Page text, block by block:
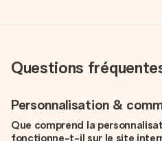
Questions
Personnalisation &
Que comprend la
fonctionne-t-il sur le site